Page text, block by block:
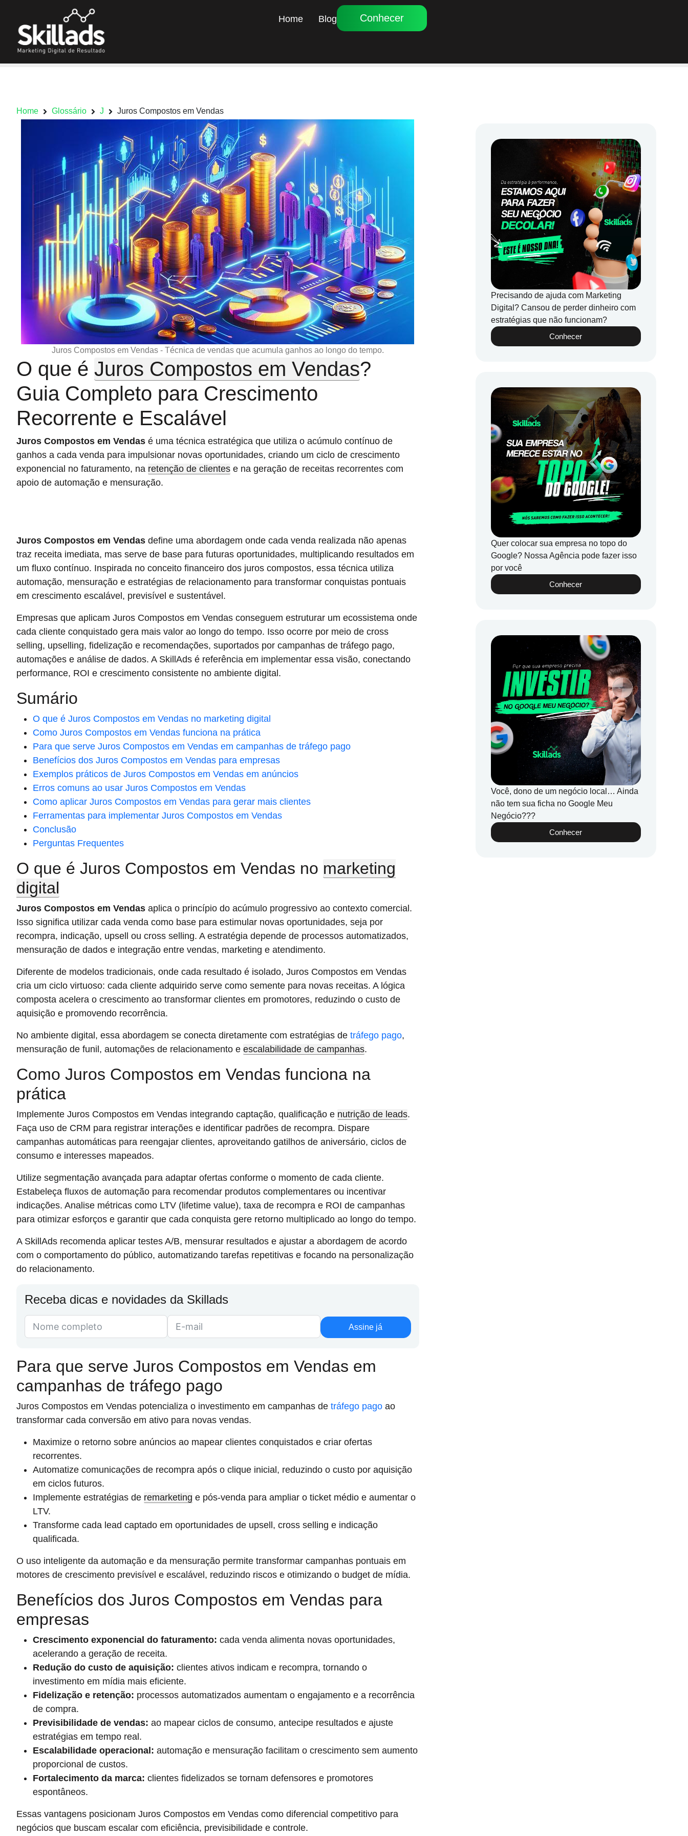
Home Blog Conhecer
Home Glossário J Juros Compostos em Vendas
Juros Compostos em Vendas - Técnica de vendas que acumula ganhos ao longo do tempo.
O que é Juros Compostos em Vendas?
Guia Completo para Crescimento
Recorrente e Escalável
Juros Compostos em Vendas é uma técnica estratégica que utiliza o acúmulo contínuo de
ganhos a cada venda para impulsionar novas oportunidades, criando um ciclo de crescimento
exponencial no faturamento, na retenção de clientes e na geração de receitas recorrentes com
apoio de automação e mensuração.
Juros Compostos em Vendas define uma abordagem onde cada venda realizada não apenas
traz receita imediata, mas serve de base para futuras oportunidades, multiplicando resultados em
um fluxo contínuo. Inspirada no conceito financeiro dos juros compostos, essa técnica utiliza
automação, mensuração e estratégias de relacionamento para transformar conquistas pontuais
em crescimento escalável, previsível e sustentável.
Empresas que aplicam Juros Compostos em Vendas conseguem estruturar um ecossistema onde
cada cliente conquistado gera mais valor ao longo do tempo. Isso ocorre por meio de cross
selling, upselling, fidelização e recomendações, suportados por campanhas de tráfego pago,
automações e análise de dados. A SkillAds é referência em implementar essa visão, conectando
performance, ROI e crescimento consistente no ambiente digital.
Sumário
O que é Juros Compostos em Vendas no marketing digital
Como Juros Compostos em Vendas funciona na prática
Para que serve Juros Compostos em Vendas em campanhas de tráfego pago
Benefícios dos Juros Compostos em Vendas para empresas
Exemplos práticos de Juros Compostos em Vendas em anúncios
Erros comuns ao usar Juros Compostos em Vendas
Como aplicar Juros Compostos em Vendas para gerar mais clientes
Ferramentas para implementar Juros Compostos em Vendas
Conclusão
Perguntas Frequentes
O que é Juros Compostos em Vendas no marketing
digital
Juros Compostos em Vendas aplica o princípio do acúmulo progressivo ao contexto comercial.
Isso significa utilizar cada venda como base para estimular novas oportunidades, seja por
recompra, indicação, upsell ou cross selling. A estratégia depende de processos automatizados,
mensuração de dados e integração entre vendas, marketing e atendimento.
Diferente de modelos tradicionais, onde cada resultado é isolado, Juros Compostos em Vendas
cria um ciclo virtuoso: cada cliente adquirido serve como semente para novas receitas. A lógica
composta acelera o crescimento ao transformar clientes em promotores, reduzindo o custo de
aquisição e promovendo recorrência.
No ambiente digital, essa abordagem se conecta diretamente com estratégias de tráfego pago,
mensuração de funil, automações de relacionamento e escalabilidade de campanhas.
Como Juros Compostos em Vendas funciona na
prática
Implemente Juros Compostos em Vendas integrando captação, qualificação e nutrição de leads.
Faça uso de CRM para registrar interações e identificar padrões de recompra. Dispare
campanhas automáticas para reengajar clientes, aproveitando gatilhos de aniversário, ciclos de
consumo e interesses mapeados.
Utilize segmentação avançada para adaptar ofertas conforme o momento de cada cliente.
Estabeleça fluxos de automação para recomendar produtos complementares ou incentivar
indicações. Analise métricas como LTV (lifetime value), taxa de recompra e ROI de campanhas
para otimizar esforços e garantir que cada conquista gere retorno multiplicado ao longo do tempo.
A SkillAds recomenda aplicar testes A/B, mensurar resultados e ajustar a abordagem de acordo
com o comportamento do público, automatizando tarefas repetitivas e focando na personalização
do relacionamento.
Receba dicas e novidades da Skillads
Assine já
Para que serve Juros Compostos em Vendas em
campanhas de tráfego pago
Juros Compostos em Vendas potencializa o investimento em campanhas de tráfego pago ao
transformar cada conversão em ativo para novas vendas.
Maximize o retorno sobre anúncios ao mapear clientes conquistados e criar ofertas
recorrentes.
Automatize comunicações de recompra após o clique inicial, reduzindo o custo por aquisição
em ciclos futuros.
Implemente estratégias de remarketing e pós-venda para ampliar o ticket médio e aumentar o
LTV.
Transforme cada lead captado em oportunidades de upsell, cross selling e indicação
qualificada.
O uso inteligente da automação e da mensuração permite transformar campanhas pontuais em
motores de crescimento previsível e escalável, reduzindo riscos e otimizando o budget de mídia.
Benefícios dos Juros Compostos em Vendas para
empresas
Crescimento exponencial do faturamento: cada venda alimenta novas oportunidades,
acelerando a geração de receita.
Redução do custo de aquisição: clientes ativos indicam e recompra, tornando o
investimento em mídia mais eficiente.
Fidelização e retenção: processos automatizados aumentam o engajamento e a recorrência
de compra.
Previsibilidade de vendas: ao mapear ciclos de consumo, antecipe resultados e ajuste
estratégias em tempo real.
Escalabilidade operacional: automação e mensuração facilitam o crescimento sem aumento
proporcional de custos.
Fortalecimento da marca: clientes fidelizados se tornam defensores e promotores
espontâneos.
Essas vantagens posicionam Juros Compostos em Vendas como diferencial competitivo para
negócios que buscam escalar com eficiência, previsibilidade e controle.
Precisando de ajuda com Marketing
Digital? Cansou de perder dinheiro com
estratégias que não funcionam?
Conhecer
Quer colocar sua empresa no topo do
Google? Nossa Agência pode fazer isso
por você
Conhecer
Você, dono de um negócio local… Ainda
não tem sua ficha no Google Meu
Negócio???
Conhecer